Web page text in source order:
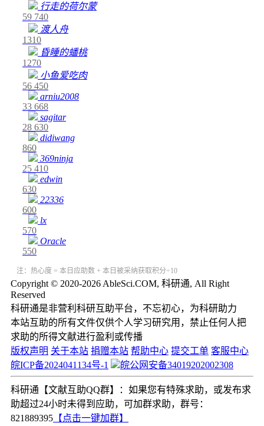
行走的荷尔蒙
59 740
渡人舟
1310
昏睡的蟠桃
1270
小鱼爱吃肉
56 450
arniu2008
33 668
sagitar
28 630
didiwang
860
369ninja
25 410
edwin
630
22336
600
lx
570
Oracle
550
注：热心度 = 本日应助数 + 本日被采纳获取积分÷10
Copyright © 2020-2026 AbleSci.COM, 科研通, All Right
Reserved
科研通是非营利科研互助平台，不忘初心，为科研助力
本站互助的所有文件仅供个人学习研究用，禁止任何人把
求助的所得文献进行盈利或传播
版权声明 关于本站 捐赠本站 帮助中心 提交工单 客服中心
皖ICP备2024041134号-1
皖公网安备34019202002308
科研通【文献互助QQ群】：如果您有特殊求助，或发布求
助超过24小时未得到应助，可加群求助，群号：
821889395 【点击一键加群】